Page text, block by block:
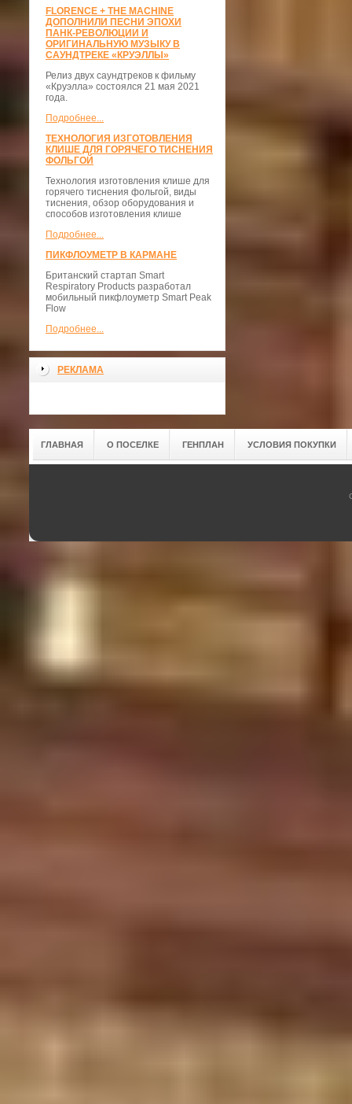
FLORENCE + THE MACHINE
ДОПОЛНИЛИ ПЕСНИ ЭПОХИ
ПАНК-РЕВОЛЮЦИИ И
ОРИГИНАЛЬНУЮ МУЗЫКУ В
САУНДТРЕКЕ «КРУЭЛЛЫ»
Релиз двух саундтреков к фильму
«Круэлла» состоялся 21 мая 2021
года.
Подробнее...
ТЕХНОЛОГИЯ ИЗГОТОВЛЕНИЯ
КЛИШЕ ДЛЯ ГОРЯЧЕГО ТИСНЕНИЯ
ФОЛЬГОЙ
Технология изготовления клише для
горячего тиснения фольгой, виды
тиснения, обзор оборудования и
способов изготовления клише
Подробнее...
ПИКФЛОУМЕТР В КАРМАНЕ
Британский стартап Smart
Respiratory Products разработал
мобильный пикфлоуметр Smart Peak
Flow
Подробнее...
РЕКЛАМА
ГЛАВНАЯ О ПОСЕЛКЕ ГЕНПЛАН УСЛОВИЯ ПОКУПКИ